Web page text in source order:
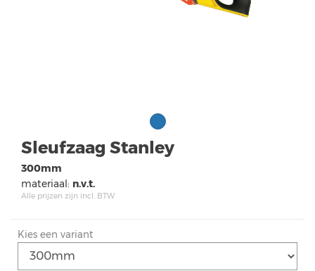
Sleufzaag Stanley
300mm
materiaal: n.v.t.
Alle prijzen zijn incl. BTW
Kies een variant